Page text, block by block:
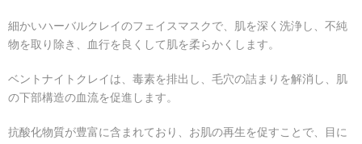
細かいハーバルクレイのフェイスマスクで、肌を深く洗浄し、不純
物を取り除き、血行を良くして肌を柔らかくします。
ベントナイトクレイは、毒素を排出し、毛穴の詰まりを解消し、肌
の下部構造の血流を促進します。
抗酸化物質が豊富に含まれており、お肌の再生を促すことで、目に